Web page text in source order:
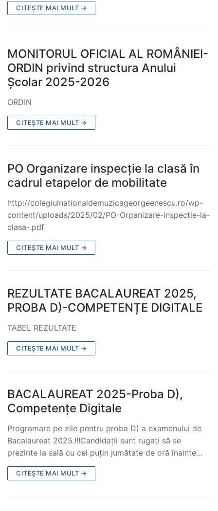
CITEȘTE MAI MULT →
MONITORUL OFICIAL AL ROMÂNIEI-
ORDIN privind structura Anului
Școlar 2025-2026
ORDIN
CITEȘTE MAI MULT →
PO Organizare inspecţie la clasă în
cadrul etapelor de mobilitate
http://colegiulnationaldemuzicageorgeenescu.ro/wp-
content/uploads/2025/02/PO-Organizare-inspectie-la-
clasa-.pdf
CITEȘTE MAI MULT →
REZULTATE BACALAUREAT 2025,
PROBA D)-COMPETENȚE DIGITALE
TABEL REZULTATE
CITEȘTE MAI MULT →
BACALAUREAT 2025-Proba D),
Competențe Digitale
Programare pe zile pentru proba D) a examenului de
Bacalaureat 2025.!!!Candidații sunt rugați să se
prezinte la sală cu cel puțin jumătate de oră înainte…
CITEȘTE MAI MULT →